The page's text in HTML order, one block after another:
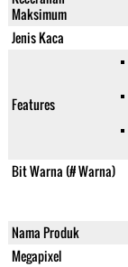
Maksimum
Jenis Kaca
Features
Bit Warna (# Warna)
Nama Produk
Megapixel